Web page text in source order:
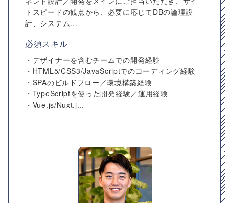
トスピードの観点から、必要に応じてDBの論理設
計、システム...
必須スキル
・デザイナーを含むチームでの開発経験
・HTML5/CSS3/JavaScriptでのコーディング経験
・SPAのビルドフロー／環境構築経験
・TypeScriptを使った開発経験／運用経験
・Vue.js/Nuxt.j...